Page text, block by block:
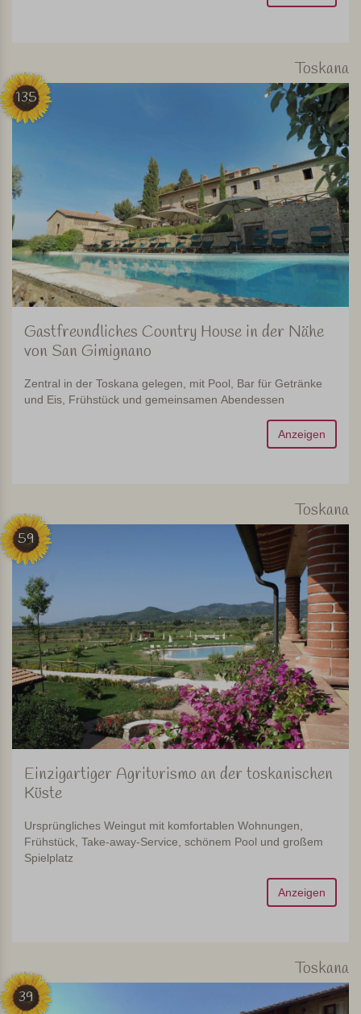
Toskana
135
Gastfreundliches Country House in der Nähe
von San Gimignano
Zentral in der Toskana gelegen, mit Pool, Bar für Getränke
und Eis, Frühstück und gemeinsamen Abendessen
Anzeigen
Toskana
59
Einzigartiger Agriturismo an der toskanischen
Küste
Ursprüngliches Weingut mit komfortablen Wohnungen,
Frühstück, Take-away-Service, schönem Pool und großem
Spielplatz
Anzeigen
Toskana
39